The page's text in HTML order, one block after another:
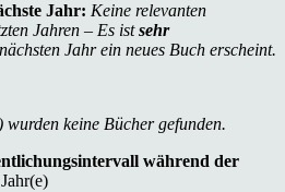
Jahr: Keine relevanten
Jahren – Es istsehr
Jahr ein neues Buch erscheint.
keine Bücher gefunden.
während der